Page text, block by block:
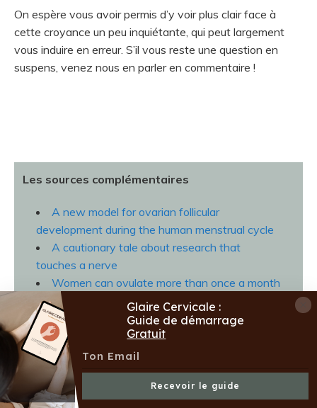
On espère vous avoir permis d’y voir plus clair face à
cette croyance un peu inquiétante, qui peut largement
vous induire en erreur. S’il vous reste une question en
suspens, venez nous en parler en commentaire !
Les sources complémentaires
A new model for ovarian follicular
development during the human menstrual cycle
A cautionary tale about research that
touches a nerve
Women can ovulate more than once a month
Unpredicted ovulations and conceptions
during early pregnancy: an explanatory
mechanism of human superfetation
Cet article est informatif et ne remplace pas une
Glaire Cervicale :
Guide de démarrage
Gratuit
Recevoir le guide